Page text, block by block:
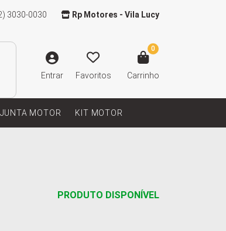
3030-0030 Rp Motores - Vila Lucy
Entrar Favoritos
0
Carrinho
JUNTA MOTOR KIT MOTOR
PRODUTO DISPONÍVEL